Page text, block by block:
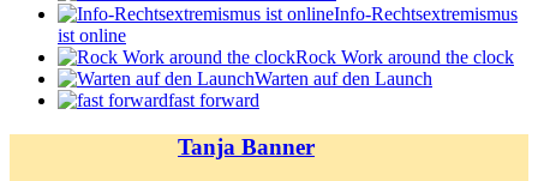
Info-Rechtsextremismus
ist online
Rock Work around the clock
Warten auf den Launch
fast forward
Tanja Banner